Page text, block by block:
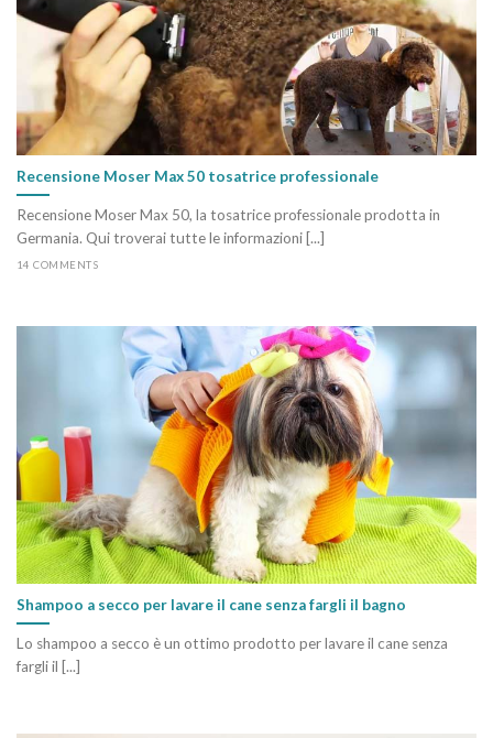
Recensione Moser Max 50 tosatrice professionale
Recensione Moser Max 50, la tosatrice professionale prodotta in
Germania. Qui troverai tutte le informazioni [...]
14 COMMENTS
Shampoo a secco per lavare il cane senza fargli il bagno
Lo shampoo a secco è un ottimo prodotto per lavare il cane senza
fargli il [...]